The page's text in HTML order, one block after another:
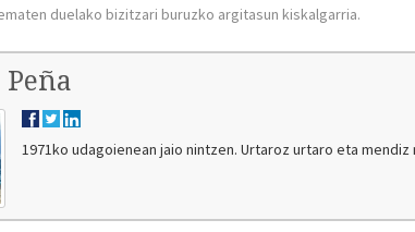
duelako bizitzari buruzko argitasun kiskalgarria.
1971ko udagoienean jaio nintzen. Urtaroz urtaro eta